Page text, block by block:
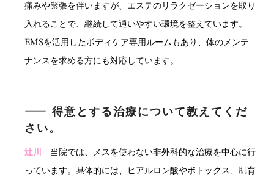
痛みや緊張を伴いますが、エステのリラクゼーションを取り
入れることで、継続して通いやすい環境を整えています。
EMSを活用したボディケア専用ルームもあり、体のメンテ
ナンスを求める方にも対応しています。
―― 得意とする治療について教えてくだ
さい。
辻川
当院では、メスを使わない非外科的な治療を中心に行
っています。具体的には、ヒアルロン酸やボトックス、肌育